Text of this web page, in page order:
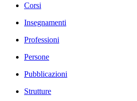
Corsi
Insegnamenti
Professioni
Persone
Pubblicazioni
Strutture